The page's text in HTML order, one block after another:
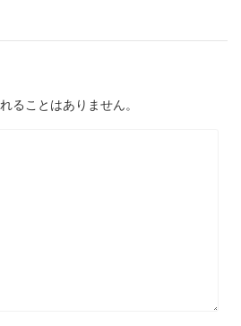
ることはありません。